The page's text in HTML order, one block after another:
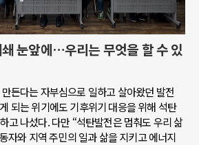
눈앞에…우리는 무엇을 할 수 있
든다는 자부심으로 일하고 살아왔던 발전
되는 위기에도 기후위기 대응을 위해 석탄
고 나섰다. 다만 “석탄발전은 멈춰도 우리 삶
자와 지역 주민의 일과 삶을 지키고 에너지